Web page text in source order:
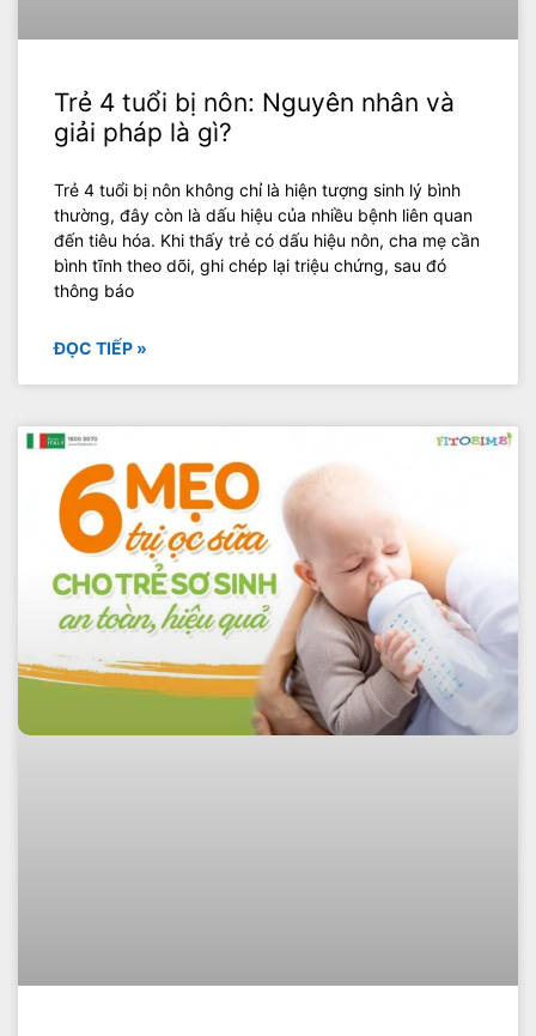
Trẻ 4 tuổi bị nôn: Nguyên nhân và
giải pháp là gì?
Trẻ 4 tuổi bị nôn không chỉ là hiện tượng sinh lý bình
thường, đây còn là dấu hiệu của nhiều bệnh liên quan
đến tiêu hóa. Khi thấy trẻ có dấu hiệu nôn, cha mẹ cần
bình tĩnh theo dõi, ghi chép lại triệu chứng, sau đó
thông báo
ĐỌC TIẾP »